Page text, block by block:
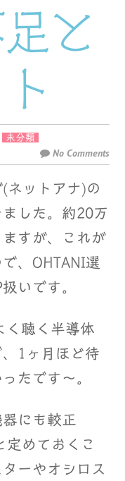
と
未分類
No Comments
ットアナ)の
した。約20万
すが、これが
、OHTANI選
いです。
く聴く半導体
1ヶ月ほど待
たです～。
にも較正
定めておくこ
ーやオシロス